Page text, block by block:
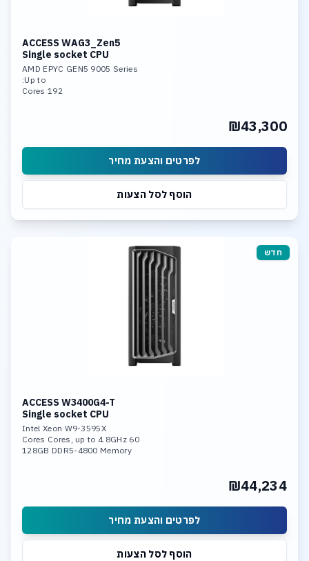
ACCESS WAG3_Zen5
Single socket CPU
AMD EPYC GEN5 9005 Series
Up to:
192 Cores
Dual 10GBase-T LAN
₪43,300
לפרטים והצעת מחיר
הוסף לסל הצעות
חדש
ACCESS W3400G4-T
Single socket CPU
Intel Xeon W9-3595X
60 Cores Cores, up to 4.8GHz
128GB DDR5-4800 Memory
₪44,234
לפרטים והצעת מחיר
הוסף לסל הצעות